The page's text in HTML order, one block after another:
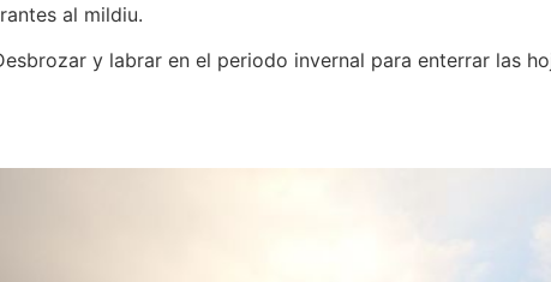
al mildiu.
y labrar en el periodo invernal para enterrar las